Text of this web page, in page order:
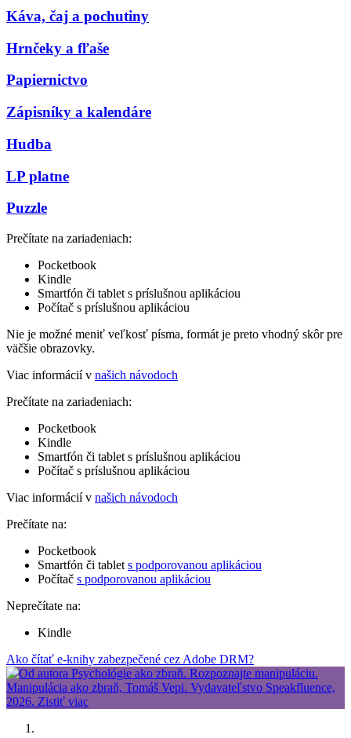
Káva, čaj a pochutiny
Hrnčeky a fľaše
Papiernictvo
Zápisníky a kalendáre
Hudba
LP platne
Puzzle
Prečítate na zariadeniach:
Pocketbook
Kindle
Smartfón či tablet s príslušnou aplikáciou
Počítač s príslušnou aplikáciou
Nie je možné meniť veľkosť písma, formát je preto vhodný skôr pre
väčšie obrazovky.
Viac informácií v našich návodoch
Prečítate na zariadeniach:
Pocketbook
Kindle
Smartfón či tablet s príslušnou aplikáciou
Počítač s príslušnou aplikáciou
Viac informácií v našich návodoch
Prečítate na:
Pocketbook
Smartfón či tablet s podporovanou aplikáciou
Počítač s podporovanou aplikáciou
Neprečítate na:
Kindle
Ako čítať e-knihy zabezpečené cez Adobe DRM?